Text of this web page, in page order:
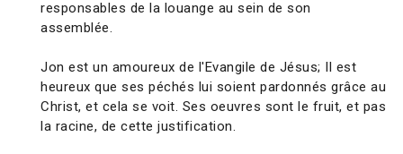
responsables de la louange au sein de son
assemblée.
Jon est un amoureux de l'Evangile de Jésus; Il est
heureux que ses péchés lui soient pardonnés grâce au
Christ, et cela se voit. Ses oeuvres sont le fruit, et pas
la racine, de cette justification.